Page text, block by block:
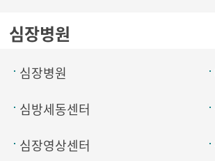
심장병원
심장병원
심방세동센터
심장영상센터